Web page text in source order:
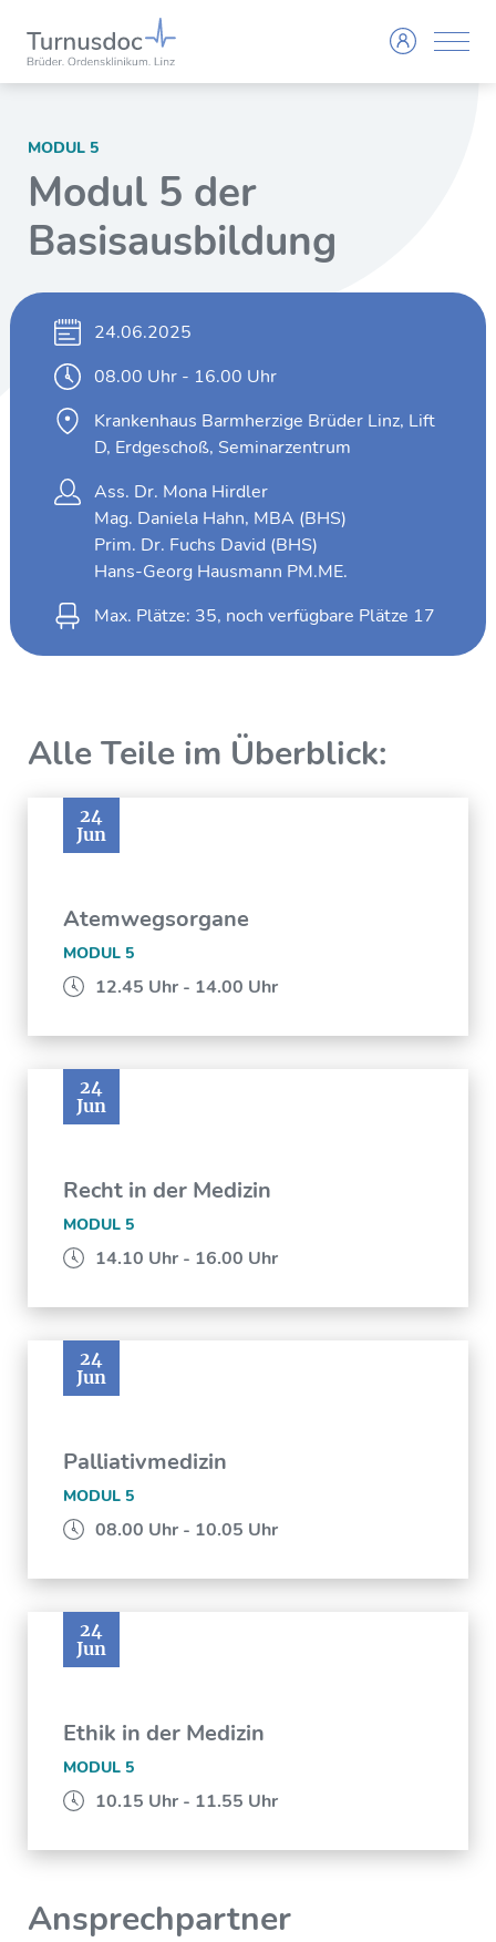
MODUL 5
Modul 5 der
Basisausbildung
24.06.2025
08.00 Uhr - 16.00 Uhr
Krankenhaus Barmherzige Brüder Linz, Lift
D, Erdgeschoß, Seminarzentrum
Ass. Dr. Mona Hirdler
Mag. Daniela Hahn, MBA (BHS)
Prim. Dr. Fuchs David (BHS)
Hans-Georg Hausmann PM.ME.
Max. Plätze: 35, noch verfügbare Plätze 17
Alle Teile im Überblick:
24
Jun
Atemwegsorgane
MODUL 5
12.45 Uhr - 14.00 Uhr
24
Jun
Recht in der Medizin
MODUL 5
14.10 Uhr - 16.00 Uhr
24
Jun
Palliativmedizin
MODUL 5
08.00 Uhr - 10.05 Uhr
24
Jun
Ethik in der Medizin
MODUL 5
10.15 Uhr - 11.55 Uhr
Ansprechpartner